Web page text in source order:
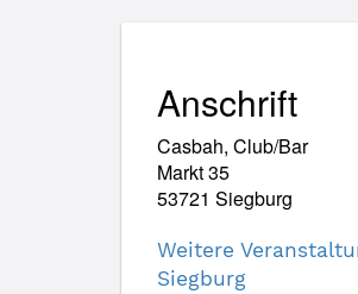
Anschrift
Casbah, Club/Bar
Markt 35
53721 Siegburg
Weitere
Siegburg